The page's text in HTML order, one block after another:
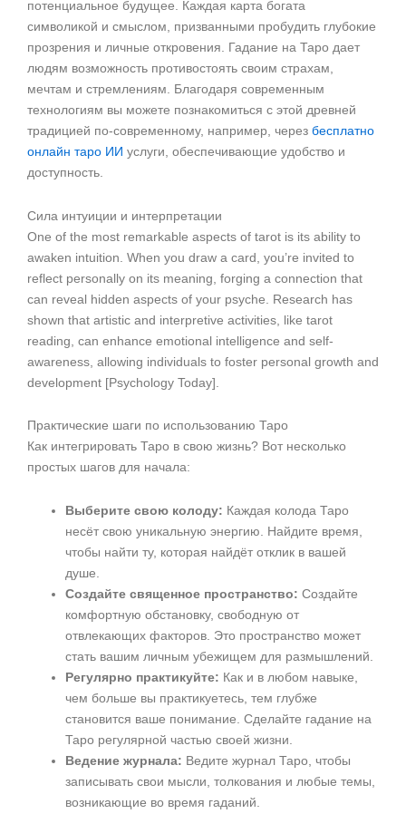
потенциальное будущее. Каждая карта богата
символикой и смыслом, призванными пробудить глубокие
прозрения и личные откровения. Гадание на Таро дает
людям возможность противостоять своим страхам,
мечтам и стремлениям. Благодаря современным
технологиям вы можете познакомиться с этой древней
традицией по-современному, например, через бесплатно
онлайн таро ИИ услуги, обеспечивающие удобство и
доступность.
Сила интуиции и интерпретации
One of the most remarkable aspects of tarot is its ability to
awaken intuition. When you draw a card, you’re invited to
reflect personally on its meaning, forging a connection that
can reveal hidden aspects of your psyche. Research has
shown that artistic and interpretive activities, like tarot
reading, can enhance emotional intelligence and self-
awareness, allowing individuals to foster personal growth and
development [Psychology Today].
Практические шаги по использованию Таро
Как интегрировать Таро в свою жизнь? Вот несколько
простых шагов для начала:
Выберите свою колоду: Каждая колода Таро
несёт свою уникальную энергию. Найдите время,
чтобы найти ту, которая найдёт отклик в вашей
душе.
Создайте священное пространство: Создайте
комфортную обстановку, свободную от
отвлекающих факторов. Это пространство может
стать вашим личным убежищем для размышлений.
Регулярно практикуйте: Как и в любом навыке,
чем больше вы практикуетесь, тем глубже
становится ваше понимание. Сделайте гадание на
Таро регулярной частью своей жизни.
Ведение журнала: Ведите журнал Таро, чтобы
записывать свои мысли, толкования и любые темы,
возникающие во время гаданий.